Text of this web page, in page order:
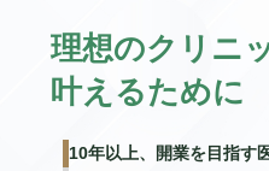
理想のクリニ
叶えるために
10年以上、開業を目指す